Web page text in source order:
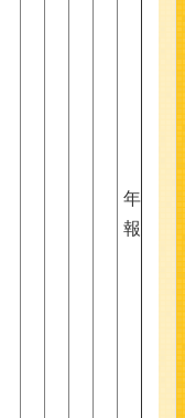
年
報